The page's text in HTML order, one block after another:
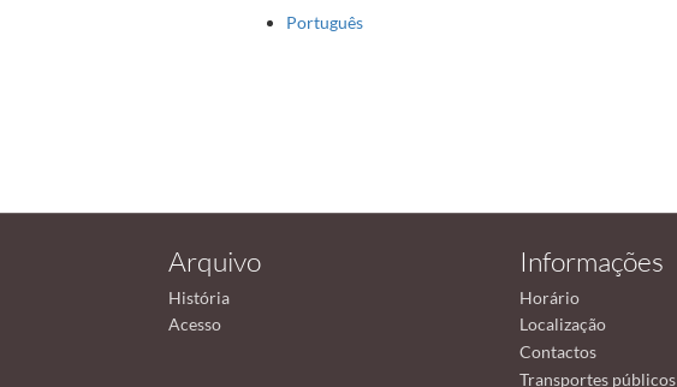
Português
Arquivo
História
Acesso
Informações
Horário
Localização
Contactos
Transportes públicos